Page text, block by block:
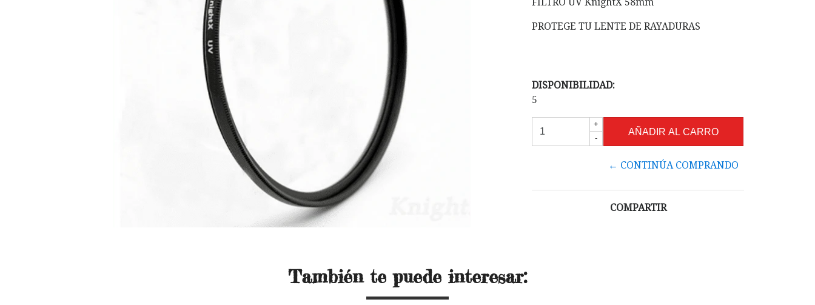
PROTEGE TU LENTE DE RAYADURAS
DISPONIBILIDAD:
5
+
-
← CONTINÚA COMPRANDO
COMPARTIR
También te puede interesar: